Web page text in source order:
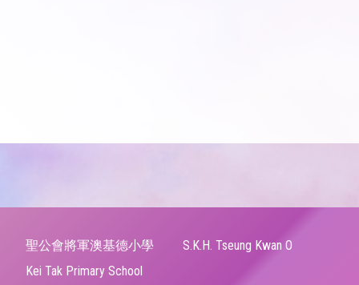
聖公會將軍澳基德小學
S.K.H. Tseung Kwan O
Kei Tak Primary School